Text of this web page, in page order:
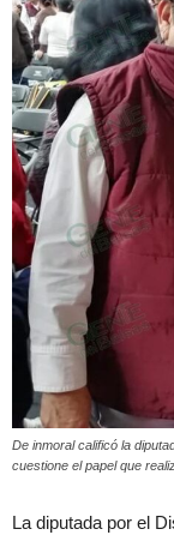
De inmoral calificó la
cuestione el papel que
La diputada por el